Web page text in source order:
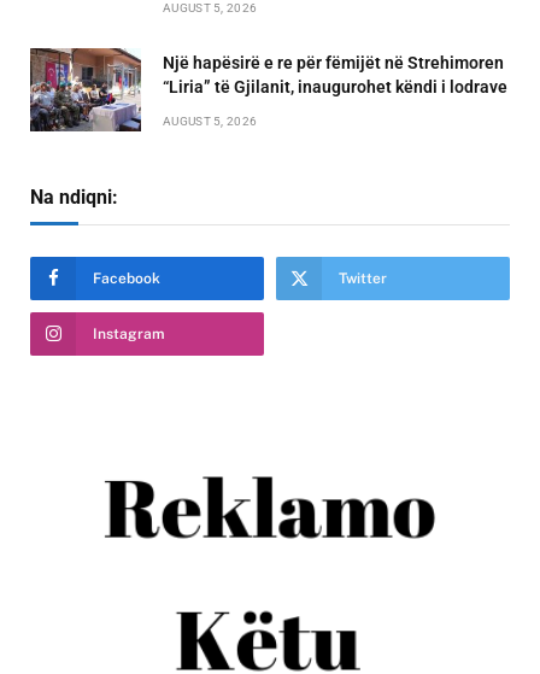
AUGUST 5, 2026
Një hapësirë e re për fëmijët në Strehimoren
“Liria” të Gjilanit, inaugurohet këndi i lodrave
AUGUST 5, 2026
Na ndiqni:
Facebook Twitter
Instagram